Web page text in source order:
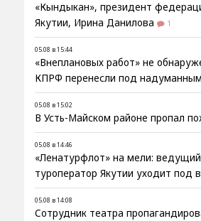
«Кындыкан», президент
Якутии, Ирина Данилова
1
05.08 в 15:44
«Внеплановых работ» не
КПРФ перенесли под
05.08 в 15:02
В Усть-Майском районе пропал
05.08 в 14:46
«Ленатурфлот» на мели:
туроператор Якутии уходит под
05.08 в 14:08
Сотрудник театра